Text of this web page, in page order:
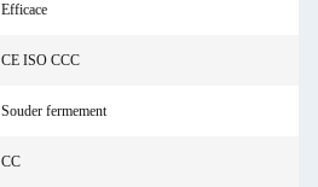
Efficace
CE ISO CCC
Souder fermement
CC